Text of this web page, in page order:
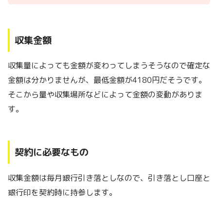
収集金額
収集量によっても金額が変わってしまうそうなので確定な
金額は分かりませんが、最低金額が4180円だそうです。
そこから量や収集場所などによって金額の変動がありま
す。
契約に必要なもの
収集金額は毎月銀行引き落としなので、引き落とし口座と
銀行印を契約時に持参します。